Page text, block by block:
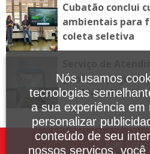
Cubatão conclui
ambientais para
coleta seletiva
ganha espaço
em Praia Grande
Fale
Nós usamos
tecnologias
a sua experiência em
personalizar
conteúdo de seu
nossos serviços, você